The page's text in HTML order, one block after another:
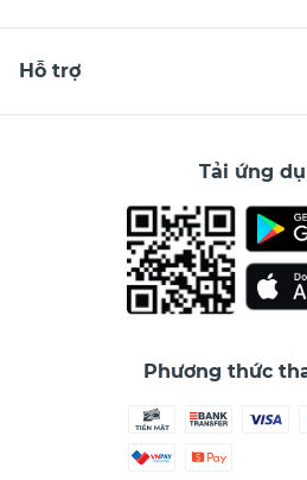
Hỗ trợ
Tải ứng
Phương thức